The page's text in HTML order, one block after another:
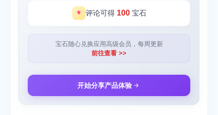
评论可得 100宝石
宝石随心兑换应用高级会员，每周更新
前往查看 >>
开始分享产品体验